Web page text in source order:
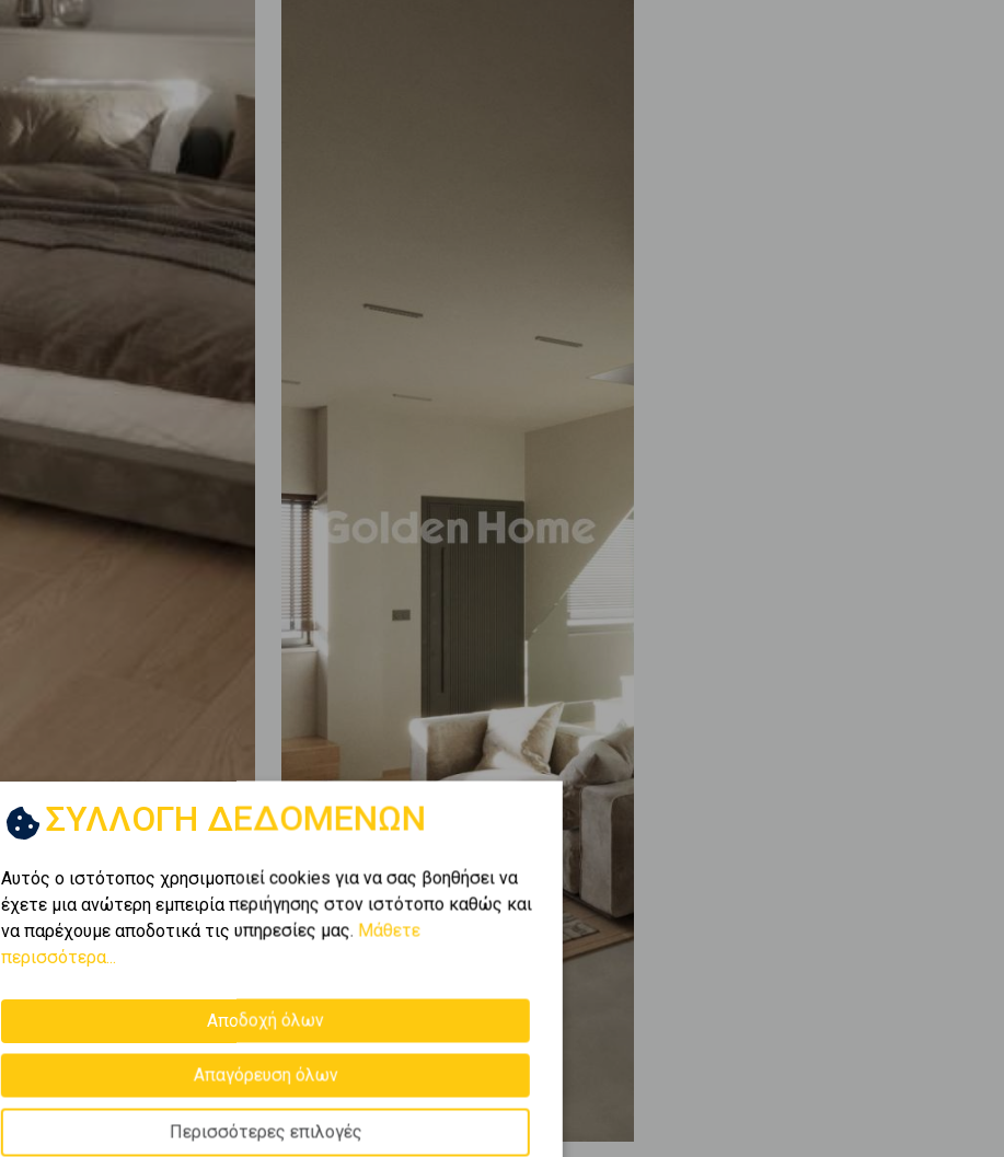
ΣΥΛΛΟΓΗ ΔΕΔΟΜΕΝΩΝ
Αυτός ο ιστότοπος χρησιμοποιεί cookies για να σας βοηθήσει να
έχετε μια ανώτερη εμπειρία περιήγησης στον ιστότοπο καθώς και
να παρέχουμε αποδοτικά τις υπηρεσίες μας. Μάθετε
περισσότερα...
Αποδοχή όλων
Απαγόρευση όλων
Περισσότερες επιλογές